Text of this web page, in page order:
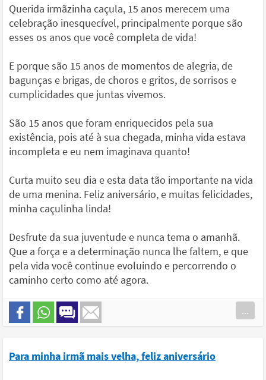
Querida irmãzinha caçula, 15 anos merecem uma
celebração inesquecível, principalmente porque são
esses os anos que você completa de vida!
E porque são 15 anos de momentos de alegria, de
bagunças e brigas, de choros e gritos, de sorrisos e
cumplicidades que juntas vivemos.
São 15 anos que foram enriquecidos pela sua
existência, pois até à sua chegada, minha vida estava
incompleta e eu nem imaginava quanto!
Curta muito seu dia e esta data tão importante na vida
de uma menina. Feliz aniversário, e muitas felicidades,
minha caçulinha linda!
Desfrute da sua juventude e nunca tema o amanhã.
Que a força e a determinação nunca lhe faltem, e que
pela vida você continue evoluindo e percorrendo o
caminho certo como até agora.
...
Para minha irmã mais velha, feliz aniversário